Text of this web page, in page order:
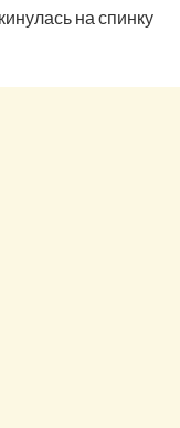
на спинку